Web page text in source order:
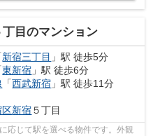
目のマンション
新宿三丁目 」駅 徒歩5分
東新宿 」駅 徒歩6分
「西武新宿 」駅 徒歩11分
区新宿５丁目
応じて駅を選べる物件です。外観